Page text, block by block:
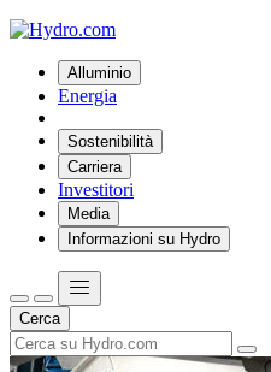
Alluminio
Energia
Sostenibilità
Carriera
Investitori
Media
Informazioni su Hydro
Cerca